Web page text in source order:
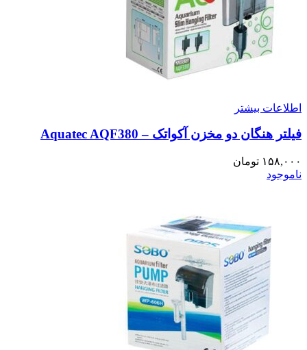
اطلاعات بیشتر
فیلتر هنگان دو مخزن آکواتک – Aquatec AQF380
۱۵۸,۰۰۰ تومان
ناموجود